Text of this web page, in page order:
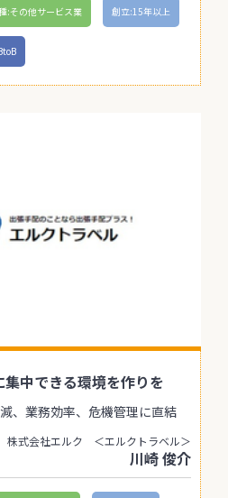
:その他サービス業 創立:15年以上
中できる環境を作りを
、業務効率、危機管理に直結
株式会社エルク ＜エルクトラベル＞
川崎 俊介